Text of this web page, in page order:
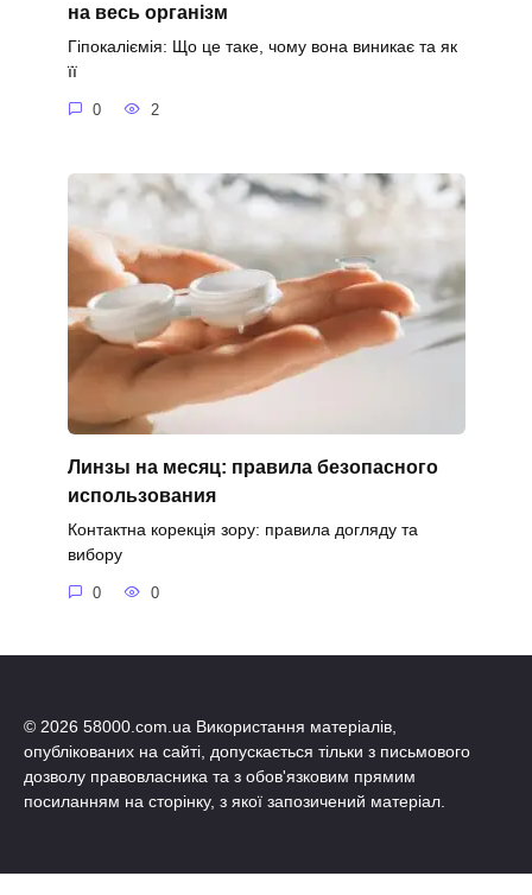
на весь організм
Гіпокаліємія: Що це таке, чому вона виникає та як
її
0 2
Линзы на месяц: правила безопасного
использования
Контактна корекція зору: правила догляду та
вибору
0 0
© 2026 58000.com.ua Використання матеріалів,
опублікованих на сайті, допускається тільки з письмового
дозволу правовласника та з обов'язковим прямим
посиланням на сторінку, з якої запозичений матеріал.